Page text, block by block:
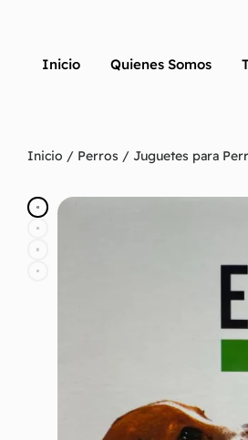
Inicio Quienes Somos
Inicio / Perros / Juguetes para